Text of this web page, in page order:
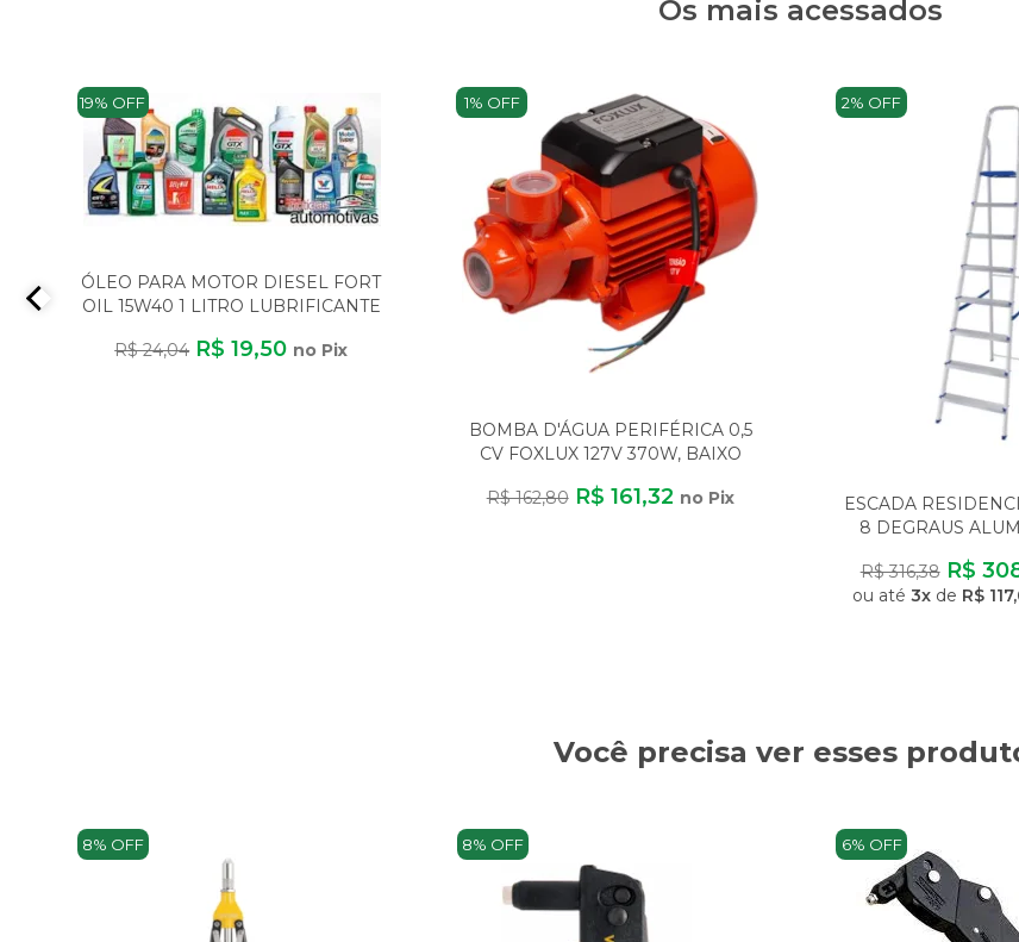
Os mais acessados
19% OFF
ÓLEO PARA MOTOR DIESEL FORT
OIL 15W40 1 LITRO LUBRIFICANTE
R$ 24,04 R$ 19,50 no Pix
1% OFF
BOMBA D'ÁGUA PERIFÉRICA 0,5
CV FOXLUX 127V 370W, BAIXO
R$ 162,80 R$ 161,32 no Pix
2% OFF
ESCADA
8 DEGRAUS
R$ 316,38 R$
ou até3x de R$
Você precisa ver esses
8% OFF 8% OFF 6% OFF